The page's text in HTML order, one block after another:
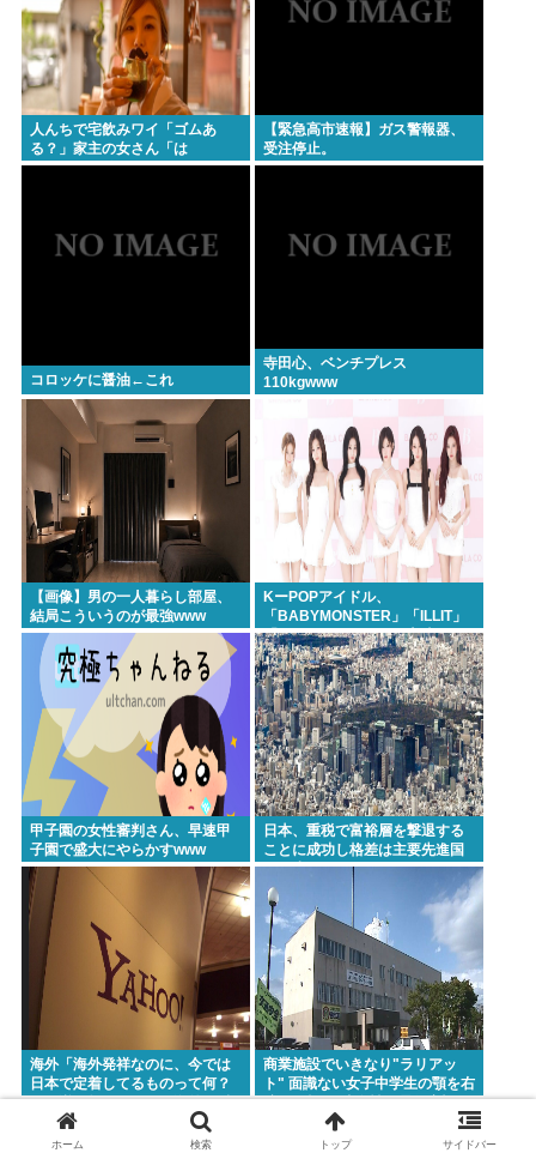
人んちで宅飲みワイ「ゴムあ
る？」家主の女さん「は
ぁ？！」⇒結果www
【緊急高市速報】ガス警報器、
受注停止。
コロッケに醤油←これ
寺田心、ベンチプレス
110kgwww
【画像】男の一人暮らし部屋、
結局こういうのが最強www
KーPOPアイドル、
「BABYMONSTER」「ILLIT」
「RESCENE」の三国志時代に
突入！
甲子園の女性審判さん、早速甲
子園で盛大にやらかすwww
日本、重税で富裕層を撃退する
ことに成功し格差は主要先進国
で最小
海外「海外発祥なのに、今では
日本で定着してるものって何？
その逆も教えて！」（海外の反
応）
商業施設でいきなり"ラリアッ
ト" 面識ない女子中学生の顎を右
腕で殴打 22歳女性を暴行容疑で
ホーム 検索 トップ サイドバー